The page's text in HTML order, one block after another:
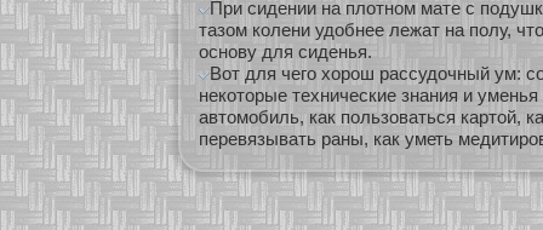
При сидении на плотном мате с
тазом колени удобнее лежат на полу,
основу для сиденья.
Вот для чего хорош рассудочный ум:
некоторые технические знания и уменья
автомобиль, как пользоваться картой,
перевязывать раны, как уметь